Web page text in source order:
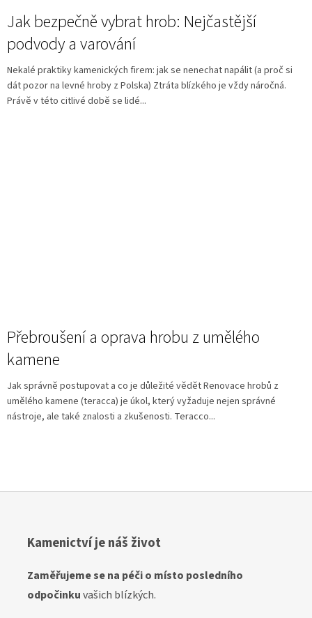
Jak bezpečně vybrat hrob: Nejčastější
podvody a varování
Nekalé praktiky kamenických firem: jak se nenechat napálit (a proč si
dát pozor na levné hroby z Polska) Ztráta blízkého je vždy náročná.
Právě v této citlivé době se lidé...
Přebroušení a oprava hrobu z umělého
kamene
Jak správně postupovat a co je důležité vědět Renovace hrobů z
umělého kamene (teracca) je úkol, který vyžaduje nejen správné
nástroje, ale také znalosti a zkušenosti. Teracco...
Kamenictví je náš život
Zaměřujeme se na péči o místo posledního
odpočinkuvašich blízkých.